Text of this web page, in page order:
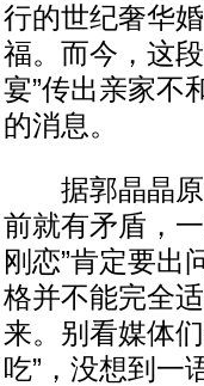
行的世纪奢华
福。而今，这
宴”传出亲家不
的消息。
据郭晶晶原
前就有矛盾，
刚恋”肯定要出
格并不能完全
来。别看媒体
吃”，没想到一